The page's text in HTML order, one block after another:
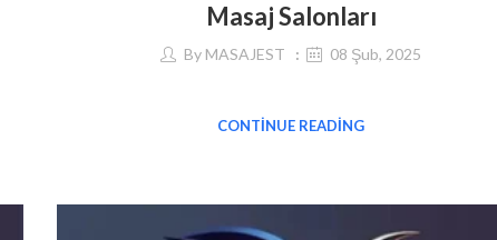
Masaj Salonları
By MASAJEST 08 Şub, 2025
CONTINUE READING